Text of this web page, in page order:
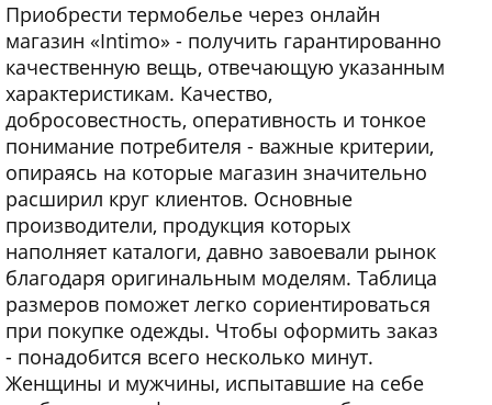
Приобрести термобелье через онлайн
магазин «Intimo» - получить гарантированно
качественную вещь, отвечающую указанным
характеристикам. Качество,
добросовестность, оперативность и тонкое
понимание потребителя - важные критерии,
опираясь на которые магазин значительно
расширил круг клиентов. Основные
производители, продукция которых
наполняет каталоги, давно завоевали рынок
благодаря оригинальным моделям. Таблица
размеров поможет легко сориентироваться
при покупке одежды. Чтобы оформить заказ
- понадобится всего несколько минут.
Женщины и мужчины, испытавшие на себе